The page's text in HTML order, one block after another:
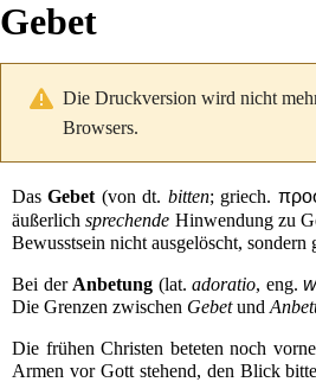
Gebet
Die Druckversion wird nicht
Browsers.
DasGebet (vondt. bitten; griech.
äußerlichsprechende Hinwendung zu
Bewusstsein nicht ausgelöscht, sondern
Bei der Anbetung (lat. adoratio, eng.
Die Grenzen zwischen Gebetund
Die frühen Christen beteten noch
Armen vor Gott stehend, den Blick